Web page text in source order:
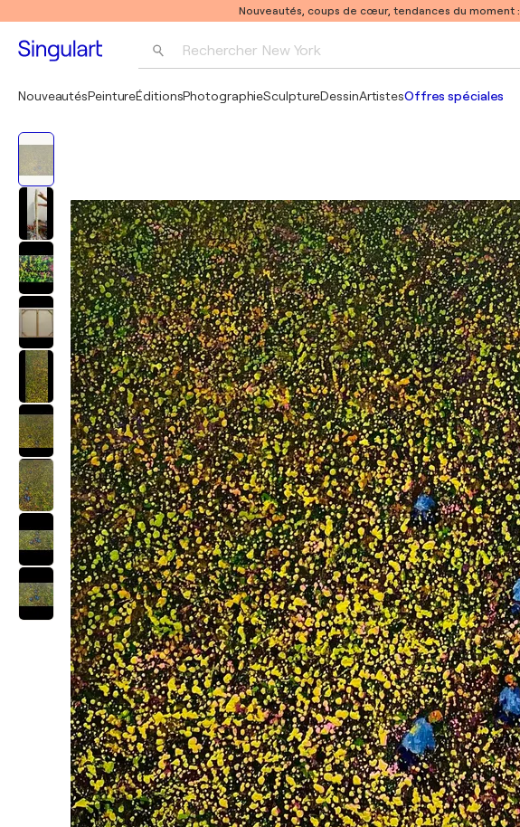
Nouveautés, coups de cœur, tendances du moment :
Rechercher New York
NouveautésPeintureÉditionsPhotographieSculptureDessinArtistesOffres spéciales